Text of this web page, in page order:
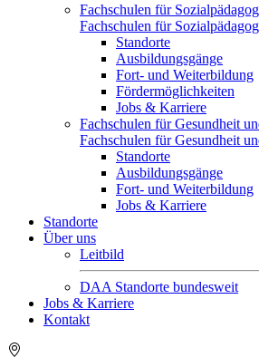
Fachschulen für
Fachschulen für
Standorte
Ausbildungsgänge
Fort- und Weiterbildung
Fördermöglichkeiten
Jobs & Karriere
Fachschulen für Gesundheit
Fachschulen für Gesundheit
Standorte
Ausbildungsgänge
Fort- und Weiterbildung
Jobs & Karriere
Standorte
Über uns
Leitbild
DAA Standorte bundesweit
Jobs & Karriere
Kontakt